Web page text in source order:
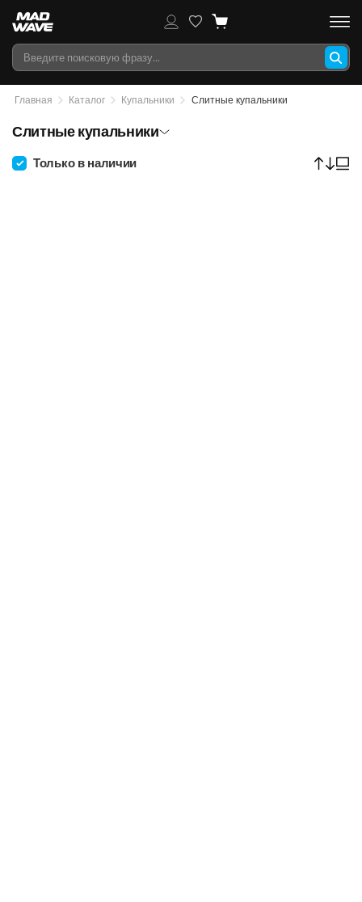
Главная Каталог Купальники Слитные купальники
Слитные купальники
Только в наличии